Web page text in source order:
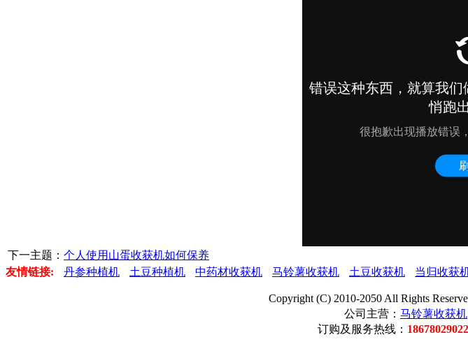
下一主题： 个人使用山蛋收获机如何保养
友情链接:
丹参种植机 土豆种植机 中药材收获机 马铃薯收获机 土豆收获机 当归收获
Copyright (C) 2010-2050 All Rights
公司主营： 马铃薯收获机
订购及服务热线：